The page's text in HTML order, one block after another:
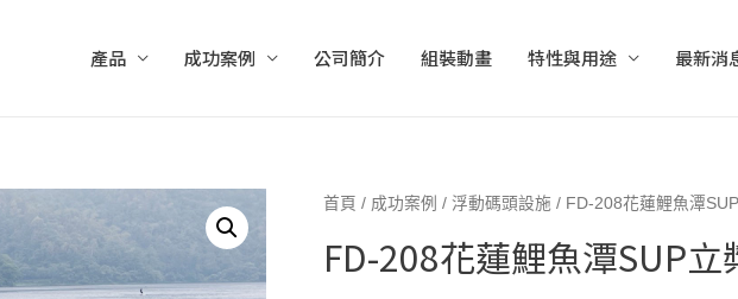
產品 成功案例 公司簡介 組裝動畫 特性與用途 最新消
首頁 / 成功案例 / 浮動碼頭設施 / FD-208花蓮鯉魚潭
FD-208花蓮鯉魚潭SUP